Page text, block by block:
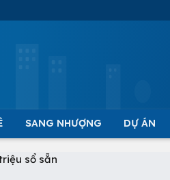
SANG NHƯỢNG DỰ ÁN